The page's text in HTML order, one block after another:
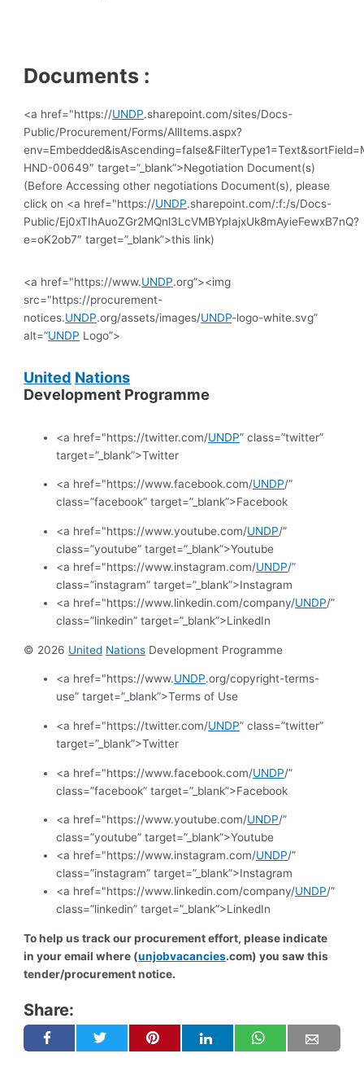
Documents :
<a href="https://UNDP.sharepoint.com/sites/Docs-
Public/Procurement/Forms/AllItems.aspx?
HND-00649″ target=”_blank”>Negotiation Document(s)
(Before Accessing other negotiations Document(s), please
click on <a href="https://UNDP.sharepoint.com/:f:/s/Docs-
Public/Ej0xTIhAuoZGr2MQnl3LcVMBYpIajxUk8mAyieFewxB7nQ?
e=oK2ob7″ target=”_blank”>this link)
<a href="https://www.UNDP.org”><img
src="https://procurement-
notices.UNDP.org/assets/images/UNDP-logo-white.svg”
alt=”UNDP Logo”>
United Nations
Development Programme
<a href="https://twitter.com/UNDP” class=”twitter”
target=”_blank”>Twitter
<a href="https://www.facebook.com/UNDP/”
class=”facebook” target=”_blank”>Facebook
<a href="https://www.youtube.com/UNDP/”
class=”youtube” target=”_blank”>Youtube
<a href="https://www.instagram.com/UNDP/”
class=”instagram” target=”_blank”>Instagram
<a href="https://www.linkedin.com/company/UNDP/”
class=”linkedin” target=”_blank”>LinkedIn
© 2026 United Nations Development Programme
<a href="https://www.UNDP.org/copyright-terms-
use” target=”_blank”>Terms of Use
<a href="https://twitter.com/UNDP” class=”twitter”
target=”_blank”>Twitter
<a href="https://www.facebook.com/UNDP/”
class=”facebook” target=”_blank”>Facebook
<a href="https://www.youtube.com/UNDP/”
class=”youtube” target=”_blank”>Youtube
<a href="https://www.instagram.com/UNDP/”
class=”instagram” target=”_blank”>Instagram
<a href="https://www.linkedin.com/company/UNDP/”
class=”linkedin” target=”_blank”>LinkedIn
To help us track our procurement effort, please indicate
in your email where (unjobvacancies.com) you saw this
tender/procurement notice.
Share: